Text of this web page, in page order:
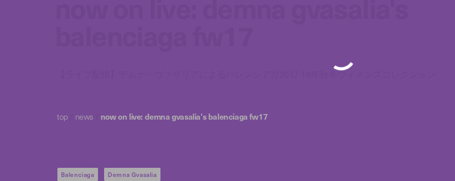
【ライブ配信】デムナ・ヴァザリアによるバレンシアガ2017-18年秋冬ウィメンズコレクション
top/ news now on live: demna gvasalia's balenciaga fw17
Balenciaga Demna Gvasalia